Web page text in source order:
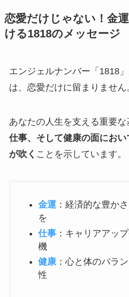
恋愛だけじゃない！金
ける1818のメッセージ
エンジェルナンバー「1818
は、恋愛だけに留まりません
あなたの人生を支える重要な
仕事、そして健康の面にお
が吹く ことを示しています。
金運：経済的な豊か
を
仕事：キャリアアッ
機
健康：心と体のバラ
性